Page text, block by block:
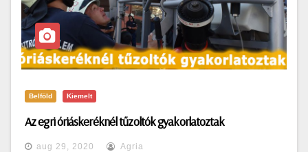
Belföld Kiemelt
Az egri óriáskeréknél tűzoltók gyakorlatoztak
aug 29, 2020 Agria